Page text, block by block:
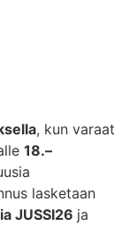
, kun varaat
18.–
lasketaan
JUSSI26 ja